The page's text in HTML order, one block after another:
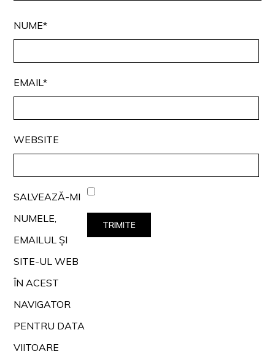
NUME*
EMAIL*
WEBSITE
SALVEAZĂ-MI
NUMELE,
EMAILUL ȘI
SITE-UL WEB
ÎN ACEST
NAVIGATOR
PENTRU DATA
VIITOARE